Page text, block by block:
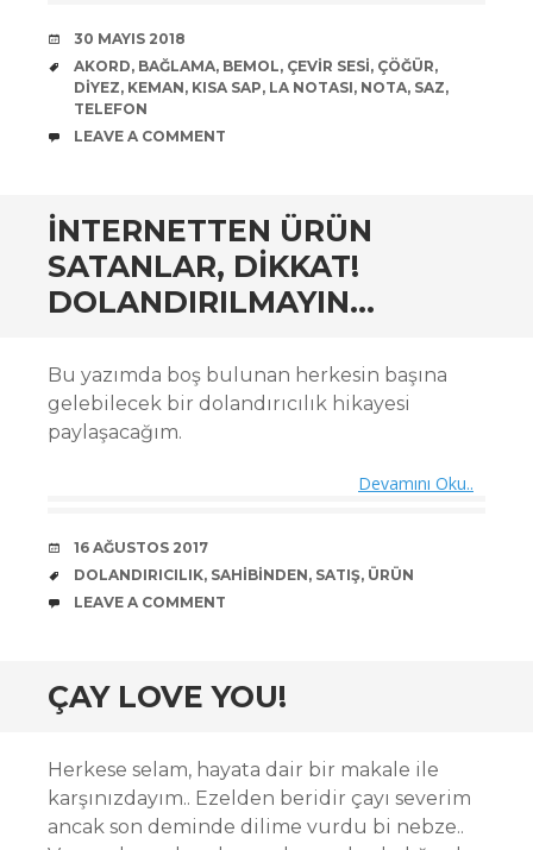
DATE
30 MAYIS 2018
TAGS
AKORD, BAĞLAMA, BEMOL, ÇEVIR SESI, ÇÖĞÜR,
DIYEZ, KEMAN, KISA SAP, LA NOTASI, NOTA, SAZ,
TELEFON
COMMENTS
LEAVE A COMMENT
İNTERNETTEN ÜRÜN
SATANLAR, DIKKAT!
DOLANDIRILMAYIN…
Bu yazımda boş bulunan herkesin başına
gelebilecek bir dolandırıcılık hikayesi
paylaşacağım.
Devamını Oku..
DATE
16 AĞUSTOS 2017
TAGS
DOLANDIRICILIK, SAHIBINDEN, SATIŞ, ÜRÜN
COMMENTS
LEAVE A COMMENT
ÇAY LOVE YOU!
Herkese selam, hayata dair bir makale ile
karşınızdayım.. Ezelden beridir çayı severim
ancak son deminde dilime vurdu bi nebze..